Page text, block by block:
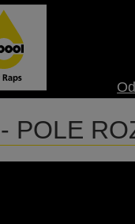
POLE